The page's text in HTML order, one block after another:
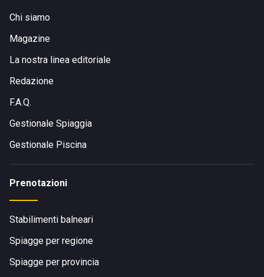
Chi siamo
Magazine
La nostra linea editoriale
Redazione
F.A.Q.
Gestionale Spiaggia
Gestionale Piscina
Prenotazioni
Stabilimenti balneari
Spiagge per regione
Spiagge per provincia